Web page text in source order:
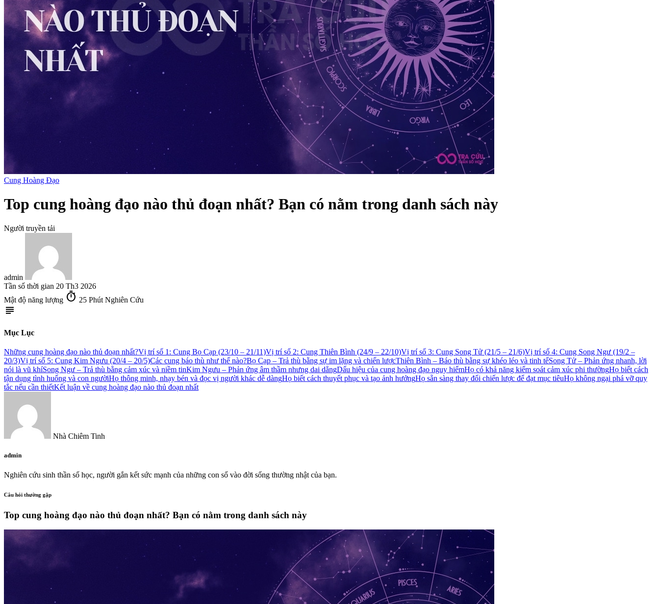
Cung Hoàng Đạo
Top cung hoàng đạo nào thủ đoạn nhất? Bạn có nằm trong danh sách này
Người truyền tải
admin
Tần số thời gian 20 Th3 2026
Mật độ năng lượng timer 25 Phút Nghiên Cứu
subject
Mục Lục
Những cung hoàng đạo nào thủ đoạn nhất?Vị trí số 1: Cung Bọ Cạp (23/10 – 21/11)Vị trí số 2: Cung Thiên Bình (24/9 – 22/10)Vị trí số 3: Cung Song Tử (21/5 – 21/6)Vị trí số 4: Cung Song Ngư (19/2 –
20/3)Vị trí số 5: Cung Kim Ngưu (20/4 – 20/5)Các cung báo thù như thế nào?Bọ Cạp – Trả thù bằng sự im lặng và chiến lượcThiên Bình – Báo thù bằng sự khéo léo và tinh tếSong Tử – Phản ứng nhanh, lời
nói là vũ khíSong Ngư – Trả thù bằng cảm xúc và niềm tinKim Ngưu – Phản ứng âm thầm nhưng dai dẳngDấu hiệu của cung hoàng đạo nguy hiểmHọ có khả năng kiểm soát cảm xúc phi thườngHọ biết cách
tận dụng tình huống và con ngườiHọ thông minh, nhạy bén và đọc vị người khác dễ dàngHọ biết cách thuyết phục và tạo ảnh hưởngHọ sẵn sàng thay đổi chiến lược để đạt mục tiêuHọ không ngại phá vỡ quy
tắc nếu cần thiếtKết luận về cung hoàng đạo nào thủ đoạn nhất
Nhà Chiêm Tinh
admin
Nghiên cứu sinh thần số học, người gắn kết sức mạnh của những con số vào đời sống thường nhật của bạn.
Câu hỏi thường gặp
Top cung hoàng đạo nào thủ đoạn nhất? Bạn có nằm trong danh sách này